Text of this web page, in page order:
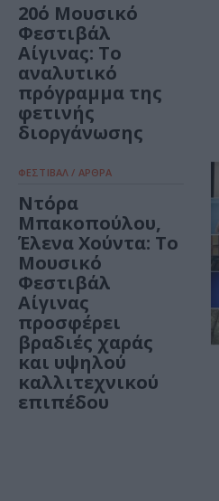
20ό Μουσικό
Φεστιβάλ
Αίγινας: Το
αναλυτικό
πρόγραμμα της
φετινής
διοργάνωσης
ΦΕΣΤΙΒΑΛ / ΑΡΘΡΑ
Ντόρα
Μπακοπούλου,
Έλενα Χούντα: Το
Μουσικό
Φεστιβάλ
Αίγινας
προσφέρει
βραδιές χαράς
και υψηλού
καλλιτεχνικού
επιπέδου